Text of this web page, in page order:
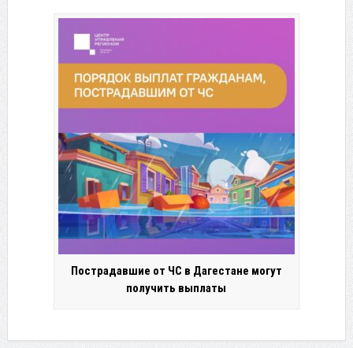
Пострадавшие от ЧС в Дагестане могут
получить выплаты